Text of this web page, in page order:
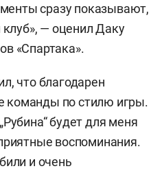
сразу показывают,
— оценил Даку
«Спартака».
что благодарен
команды по стилю игры.
будет для меня
воспоминания.
и очень